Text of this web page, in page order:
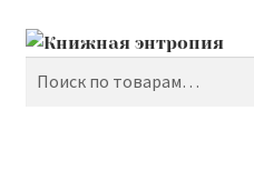
Перейти
Перейти
содержимому
Поиск